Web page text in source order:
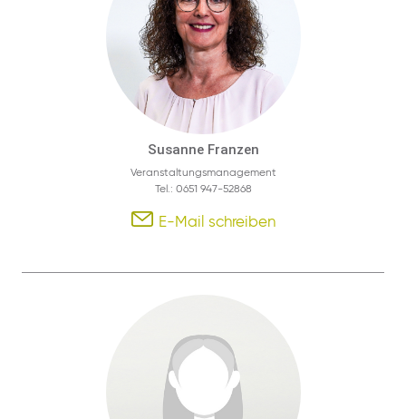
Susanne Franzen
Veranstaltungsmanagement
Tel.: 0651 947-52868
E-Mail schreiben